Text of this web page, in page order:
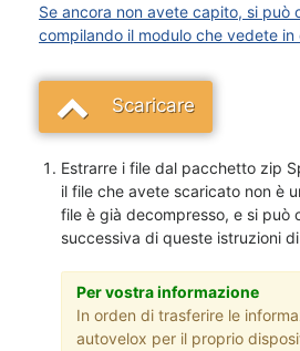
Se ancora non avete capito, si può
compilando il modulo che vedete in
Scaricare
Estrarre i file dal pacchetto zip
il file che avete scaricato non è
file è già decompresso, e si può
successiva di queste istruzioni
Per vostra informazione
In orden di trasferire le
autovelox per il proprio